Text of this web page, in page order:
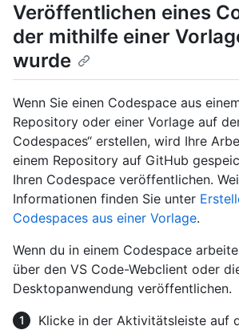
Veröffentlichen eines
der mithilfe einer
wurde
Wenn Sie einen Codespace aus
Repository oder einer Vorlage auf
Codespaces“ erstellen, wird Ihre
einem Repository auf GitHub
Ihren Codespace veröffentlichen.
Informationen finden Sie unter
Codespaces aus einer Vorlage.
Wenn du in einem Codespace
über den VS Code-Webclient oder
Desktopanwendung veröffentlichen.
Klicke in der Aktivitätsleiste auf